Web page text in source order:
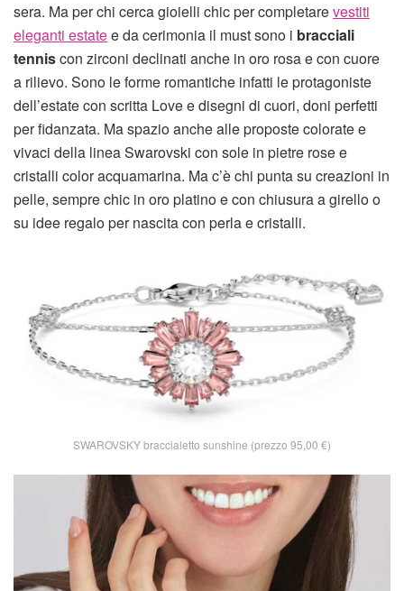
sera. Ma per chi cerca gioielli chic per completarevestiti
eleganti estatee da cerimonia il must sono i bracciali
tenniscon zirconi declinati anche in oro rosa e con cuore
a rilievo. Sono le forme romantiche infatti le protagoniste
dell’estate con scritta Love e disegni di cuori, doni perfetti
per fidanzata. Ma spazio anche alle proposte colorate e
vivaci della linea Swarovski con sole in pietre rose e
cristalli color acquamarina. Ma c’è chi punta su creazioni in
pelle, sempre chic in oro platino e con chiusura a girello o
su idee regalo per nascita con perla e cristalli.
SWAROVSKY braccialetto sunshine (prezzo 95,00 €)